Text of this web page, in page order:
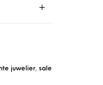
juwelier, sale